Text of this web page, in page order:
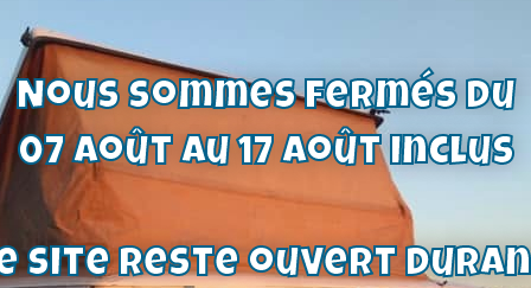
Nous sommes fermés du
07 août au 17 août inclus
site reste ouvert